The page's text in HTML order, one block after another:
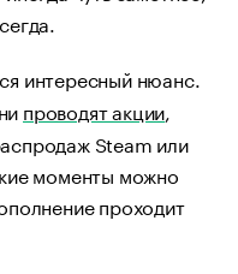
интересный нюанс.
проводят акции,
Steam или
моменты можно
проходит